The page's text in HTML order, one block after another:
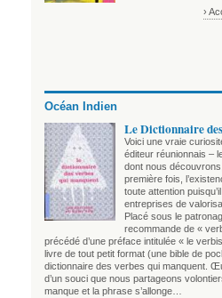
›
Océan Indien
Le Dictionnaire
Voici une vraie
éditeur réunionnais –
dont nous
première fois,
toute attention
entreprises de
Placé sous le
recommande de «
précédé d’une préface intitulée « le
livre de tout petit format (une bible de
dictionnaire des verbes qui manquent.
d’un souci que nous partageons
manque et la phrase s’allonge…